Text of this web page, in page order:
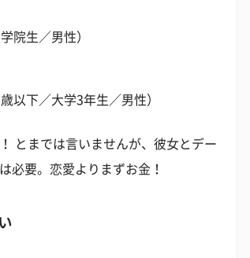
院生／男性）
以下／大学3年生／男性）
とまでは言いませんが、彼女とデー
必要。恋愛よりまずお金！